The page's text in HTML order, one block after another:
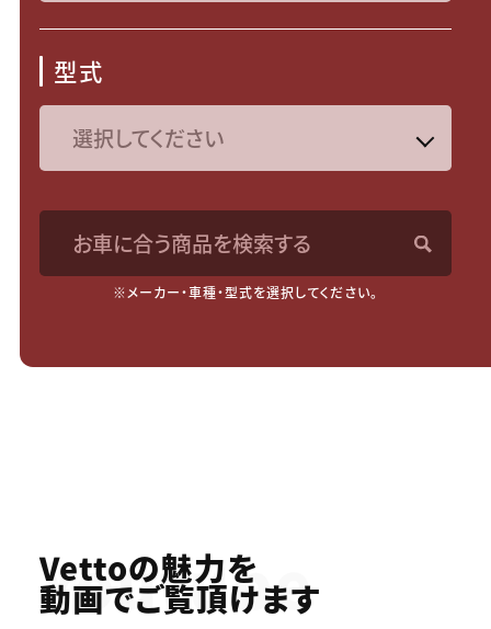
型式
お車に合う商品を検索する
※メーカー・車種・型式を選択してください。
Youtube
Vettoの魅力を
動画でご覧頂けます